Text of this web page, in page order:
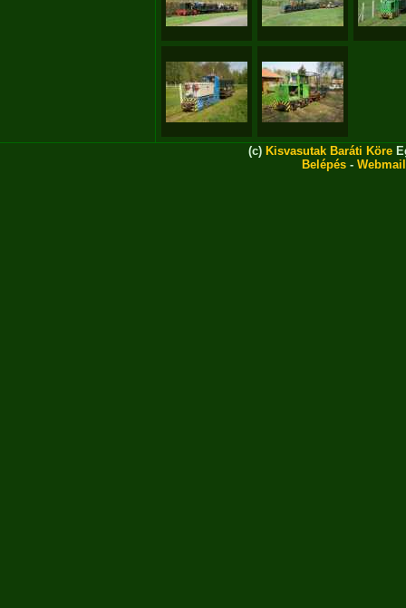
(c) Kisvasutak Baráti Köre
Belépés - Webmail